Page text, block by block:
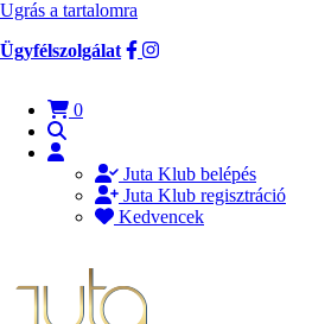
Ugrás a tartalomra
Ügyfélszolgálat
0
Juta Klub belépés
Juta Klub regisztráció
Kedvencek